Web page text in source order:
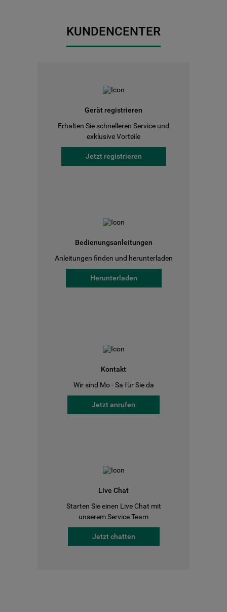
KUNDENCENTER
Gerät registrieren
Erhalten Sie schnelleren Service und
exklusive Vorteile
Jetzt registrieren
Bedienungsanleitungen
Anleitungen finden und herunterladen
Herunterladen
Kontakt
Wir sind Mo - Sa für Sie da
Jetzt anrufen
Live Chat
Starten Sie einen Live Chat mit
unserem Service Team
Jetzt chatten